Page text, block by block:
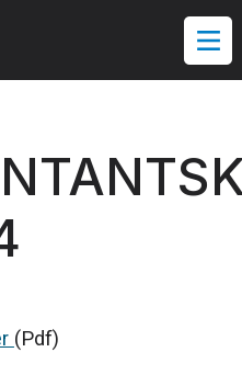
(Pdf)